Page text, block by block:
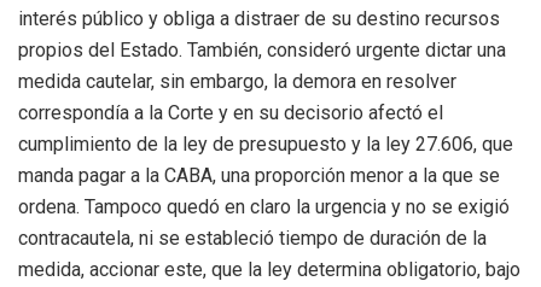
interés público y obliga a distraer de su destino recursos
propios del Estado. También, consideró urgente dictar una
medida cautelar, sin embargo, la demora en resolver
correspondía a la Corte y en su decisorio afectó el
cumplimiento de la ley de presupuesto y la ley 27.606, que
manda pagar a la CABA, una proporción menor a la que se
ordena. Tampoco quedó en claro la urgencia y no se exigió
contracautela, ni se estableció tiempo de duración de la
medida, accionar este, que la ley determina obligatorio, bajo